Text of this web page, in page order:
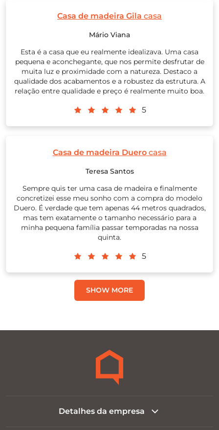
Casa de madeira Gila casa
Mário Viana
Esta é a casa que eu realmente idealizava. Uma casa
pequena e aconchegante, que nos permite desfrutar de
muita luz e proximidade com a natureza. Destaco a
qualidade dos acabamentos e a robustez da estrutura. A
relação entre qualidade e preço é realmente muito boa.
5
Casa de madeira Duerocasa
Teresa Santos
Sempre quis ter uma casa de madeira e finalmente
concretizei esse meu sonho com a compra do modelo
Duero. É verdade que tem apenas 44 metros quadrados,
mas tem exatamente o tamanho necessário para a
minha pequena família passar temporadas na nossa
quinta.
5
SHOW MORE
Detalhes da empresa